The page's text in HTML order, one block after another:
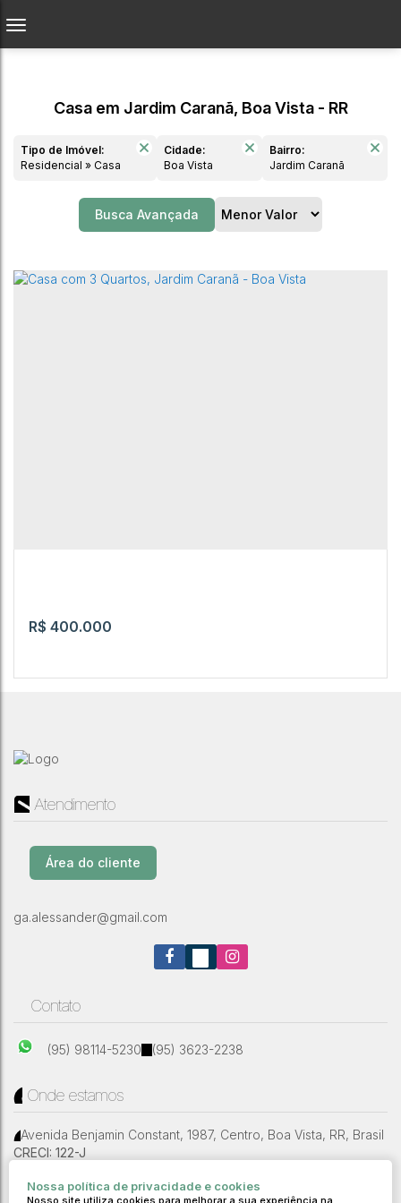
Nossa política de privacidade e cookies
Nosso site utiliza cookies para melhorar a sua experiência na
Casa em Jardim Caranã, Boa Vista - RR
Tipo de Imóvel:
Residencial » Casa
Cidade:
Boa Vista
Bairro:
Jardim Caranã
Busca Avançada
Casa com 3 Quartos, Jardim Caranã - Boa
R$ 400.000
Rua Waldemar Coelho de Aguiar
Boa Vista ,Roraima
3 1
Atendimento
Área do cliente
ga.alessander@gmail.com
Contato
(95) 98114-5230 (95) 3623-2238
Onde estamos
Avenida Benjamin Constant, 1987, Centro, Boa Vista, RR, Brasil
CRECI: 122-J
//Modelo 1